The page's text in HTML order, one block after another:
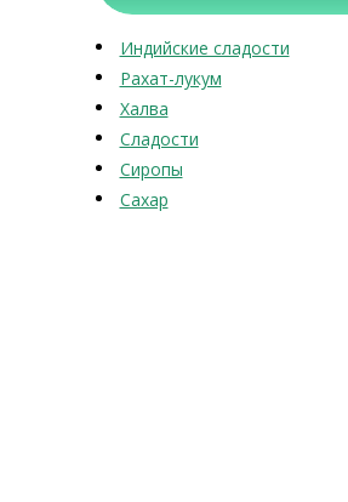
Индийские сладости
Рахат-лукум
Халва
Сладости
Сиропы
Сахар